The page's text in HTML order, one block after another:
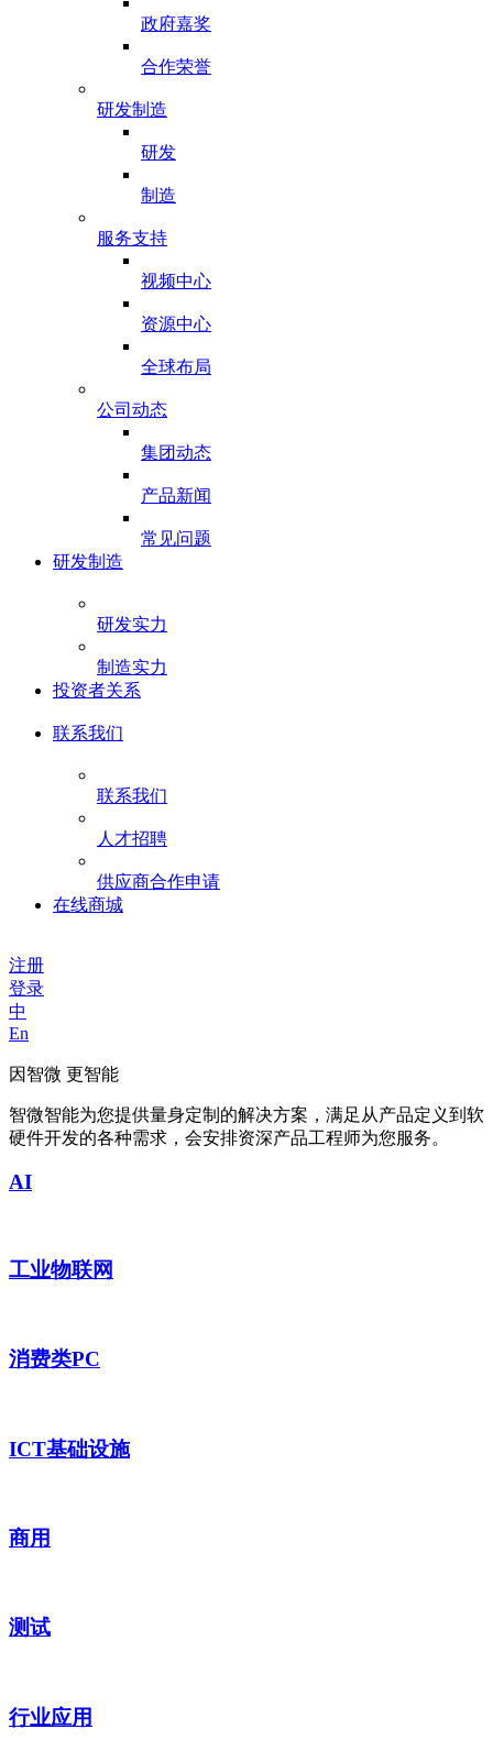
政府嘉奖
合作荣誉
研发制造
研发
制造
服务支持
视频中心
资源中心
全球布局
公司动态
集团动态
产品新闻
常见问题
研发制造
研发实力
制造实力
投资者关系
联系我们
联系我们
人才招聘
供应商合作申请
在线商城
注册
登录
中
En
因智微 更智能
智微智能为您提供量身定制的解决方案，满足从产品定义到软
硬件开发的各种需求，会安排资深产品工程师为您服务。
AI
工业物联网
消费类PC
ICT基础设施
商用
测试
行业应用